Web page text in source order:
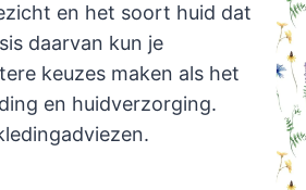
en het soort huid dat
daarvan kun je
keuzes maken als het
en huidverzorging.